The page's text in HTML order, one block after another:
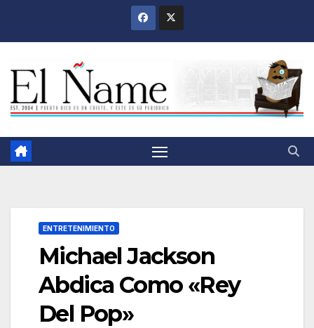
ENTRETENIMIENTO
Michael Jackson
Abdica Como «Rey
Del Pop»